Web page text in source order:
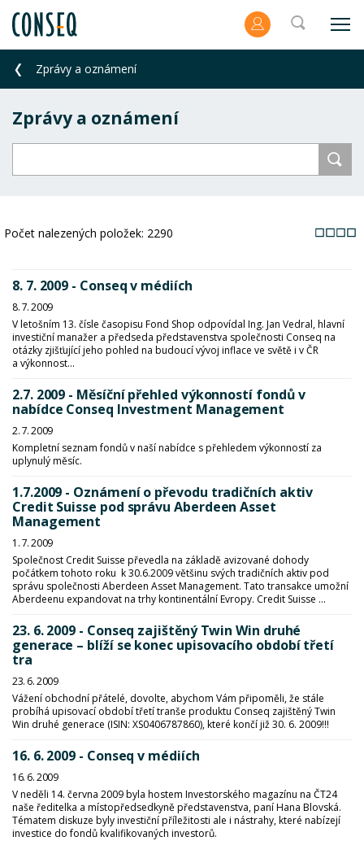
Zprávy a oznámení
Zprávy a oznámení
Počet nalezených položek: 2290
8. 7. 2009 - Conseq v médiích
8. 7. 2009
V letošním 13. čísle časopisu Fond Shop odpovídal Ing. Jan Vedral, hlavní
investiční manažer a předseda představenstva společnosti Conseq na
otázky zjišťující jeho pohled na budoucí vývoj inflace ve světě i v ČR
a výkonnost...
2.7. 2009 - Měsíční přehled výkonností fondů v
nabídce Conseq Investment Management
2. 7. 2009
Kompletní seznam fondů v naší nabídce s přehledem výkonností za
uplynulý měsíc.
1.7.2009 - Oznámení o převodu tradičních aktiv
Credit Suisse pod správu Aberdeen Asset
Management
1. 7. 2009
Společnost Credit Suisse převedla na základě avizované dohody
počátkem tohoto roku k 30.6.2009 většinu svých tradičních aktiv pod
správu společnosti Aberdeen Asset Management. Tato transakce umožní
Aberdeenu expandovat na trhy kontinentální Evropy. Credit Suisse ...
23. 6. 2009 - Conseq zajištěný Twin Win druhé
generace – blíží se konec upisovacího období třetí
tra
23. 6. 2009
Vážení obchodní přátelé, dovolte, abychom Vám připoměli, že stále
probíhá upisovací období třetí tranše produktu Conseq zajištěný Twin
Win druhé generace (ISIN: XS0406787860), které končí již 30. 6. 2009!!!
16. 6. 2009 - Conseq v médiích
16. 6. 2009
V neděli 14. června 2009 byla hostem Investorského magazínu na ČT24
naše ředitelka a místopředsedkyně představenstva, paní Hana Blovská.
Tématem diskuze byly investiční příležitosti ale i nástrahy, které nabízejí
investice do fondů kvalifikovaných investorů.